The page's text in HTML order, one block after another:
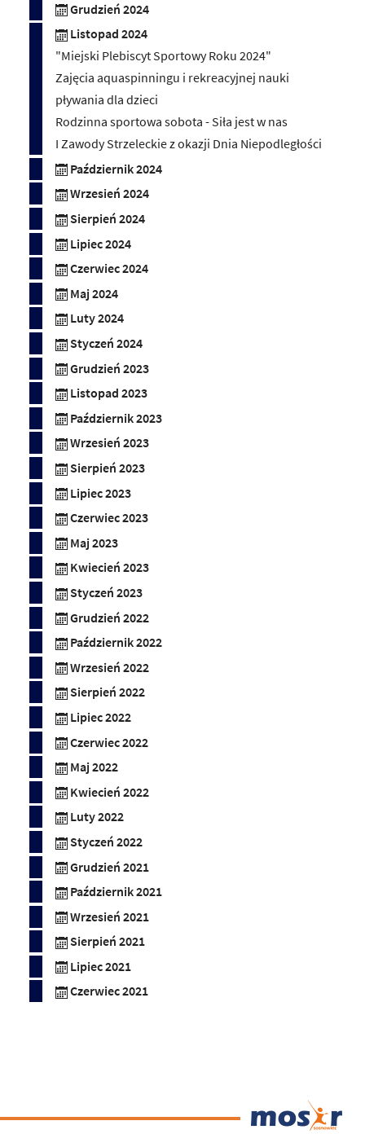
Grudzień 2024
Listopad 2024
"Miejski Plebiscyt Sportowy Roku 2024"
Zajęcia aquaspinningu i rekreacyjnej nauki
pływania dla dzieci
Rodzinna sportowa sobota - Siła jest w nas
I Zawody Strzeleckie z okazji Dnia Niepodległości
Październik 2024
Wrzesień 2024
Sierpień 2024
Lipiec 2024
Czerwiec 2024
Maj 2024
Luty 2024
Styczeń 2024
Grudzień 2023
Listopad 2023
Październik 2023
Wrzesień 2023
Sierpień 2023
Lipiec 2023
Czerwiec 2023
Maj 2023
Kwiecień 2023
Styczeń 2023
Grudzień 2022
Październik 2022
Wrzesień 2022
Sierpień 2022
Lipiec 2022
Czerwiec 2022
Maj 2022
Kwiecień 2022
Luty 2022
Styczeń 2022
Grudzień 2021
Październik 2021
Wrzesień 2021
Sierpień 2021
Lipiec 2021
Czerwiec 2021